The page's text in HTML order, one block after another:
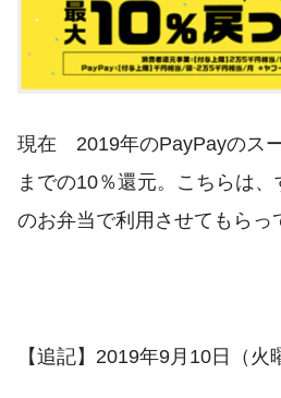
現在 2019年のPayPayのス
までの10％還元。こちらは
のお弁当で利用させてもらっ
【追記】2019年9月10日（火